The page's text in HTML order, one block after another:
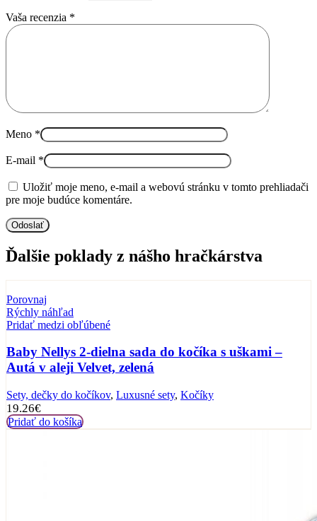
Vaša recenzia *
Meno *
E-mail *
Uložiť moje meno, e-mail a webovú stránku v tomto prehliadači
pre moje budúce komentáre.
Ďalšie poklady z nášho hračkárstva
Porovnaj
Rýchly náhľad
Pridať medzi obľúbené
Baby Nellys 2-dielna sada do kočíka s uškami –
Autá v aleji Velvet, zelená
Sety, dečky do kočíkov, Luxusné sety, Kočíky
19.26€
Pridať do košíka